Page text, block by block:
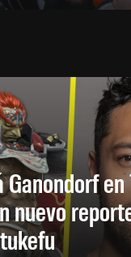
Ganondorf
nuevo